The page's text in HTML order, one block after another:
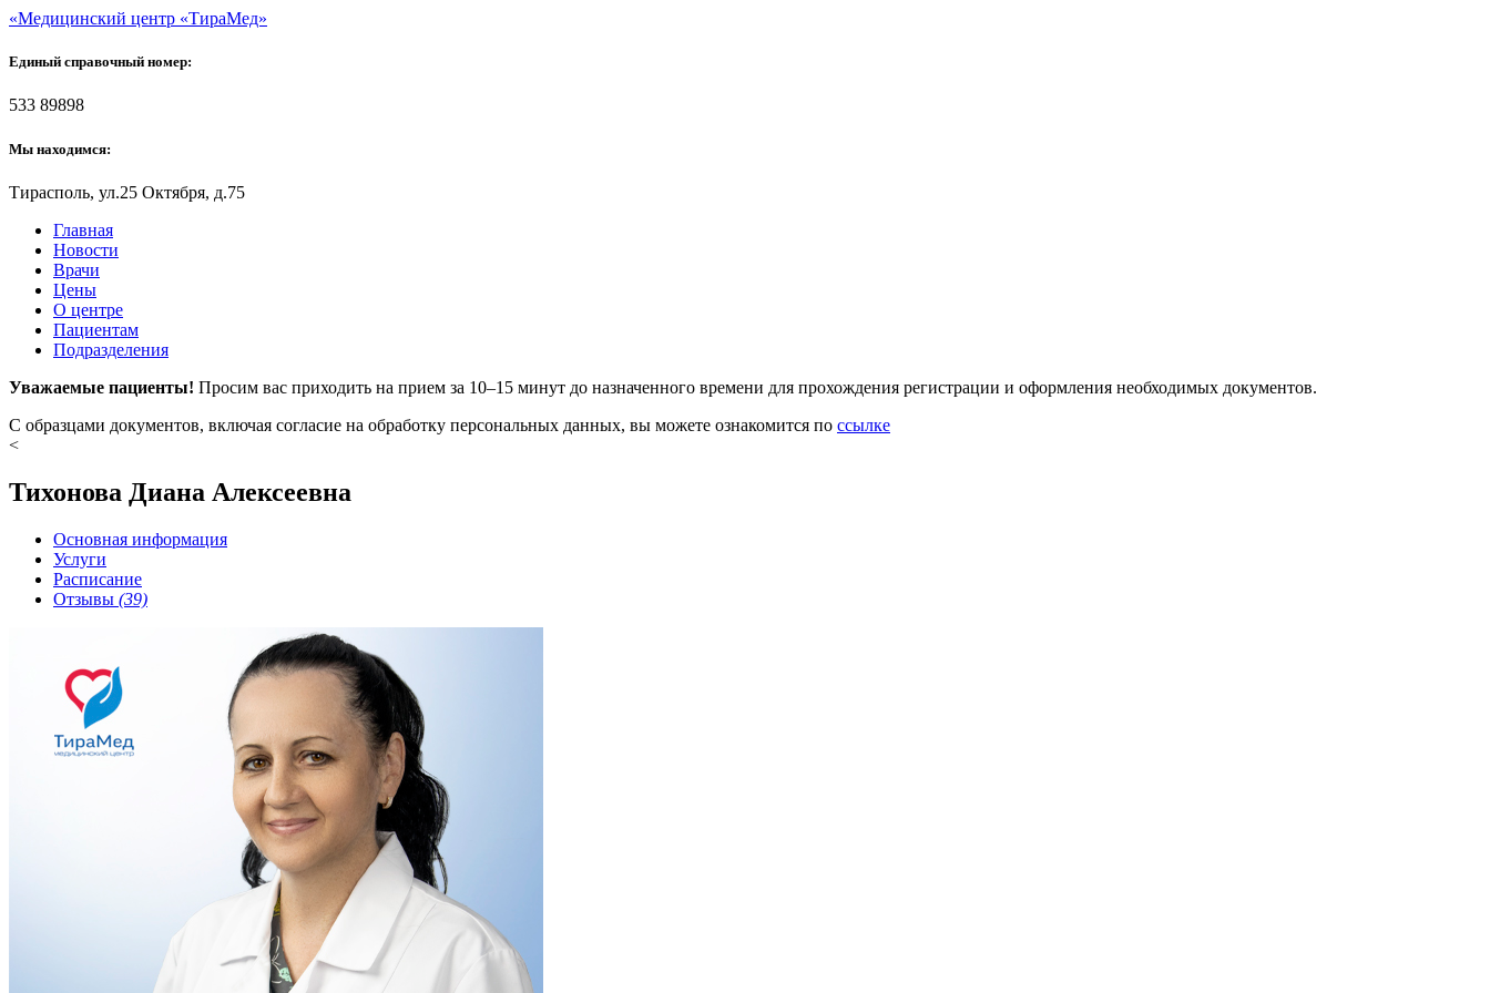
«Медицинский центр «ТираМед»
Единый справочный номер:
533 89898
Мы находимся:
Тирасполь, ул.25 Октября, д.75
Главная
Новости
Врачи
Цены
О центре
Пациентам
Подразделения
Уважаемые пациенты! Просим вас приходить на прием за 10–15 минут до назначенного времени для прохождения регистрации и оформления необходимых документов.
С образцами документов, включая согласие на обработку персональных данных, вы можете ознакомится по ссылке
<
Тихонова Диана Алексеевна
Основная информация
Услуги
Расписание
Отзывы (39)